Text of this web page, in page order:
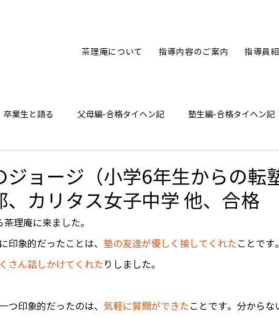
茶理庵について 指導内容のご案内 指導員
卒業生と語る 父母編-合格タイヘン記 塾生編-合格タイヘン記
リーのひとり言
ジョージ（小学6年生からの転
、カリタス女子中学 他、合格
理庵に来ました。
印象的だったことは、 塾の友達が優しく接してくれた ことです
さん話しかけてくれた りしました。
つ印象的だったのは、 気軽に質問ができた ことです。分からな